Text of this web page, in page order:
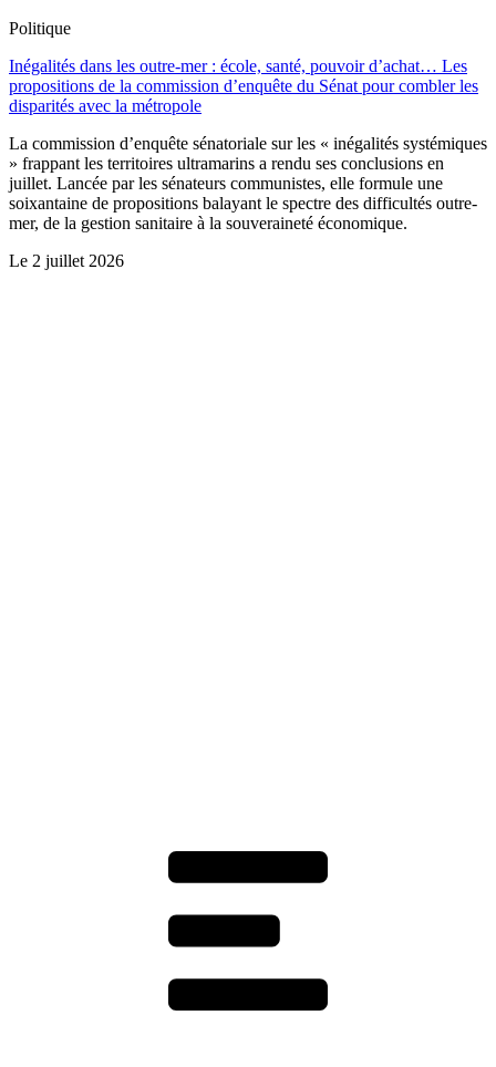
Politique
Inégalités dans les outre-mer : école, santé, pouvoir d’achat… Les
propositions de la commission d’enquête du Sénat pour combler les
disparités avec la métropole
La commission d’enquête sénatoriale sur les « inégalités systémiques
» frappant les territoires ultramarins a rendu ses conclusions en
juillet. Lancée par les sénateurs communistes, elle formule une
soixantaine de propositions balayant le spectre des difficultés outre-
mer, de la gestion sanitaire à la souveraineté économique.
Le 2 juillet 2026